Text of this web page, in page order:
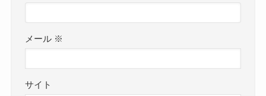
メール ※
サイト